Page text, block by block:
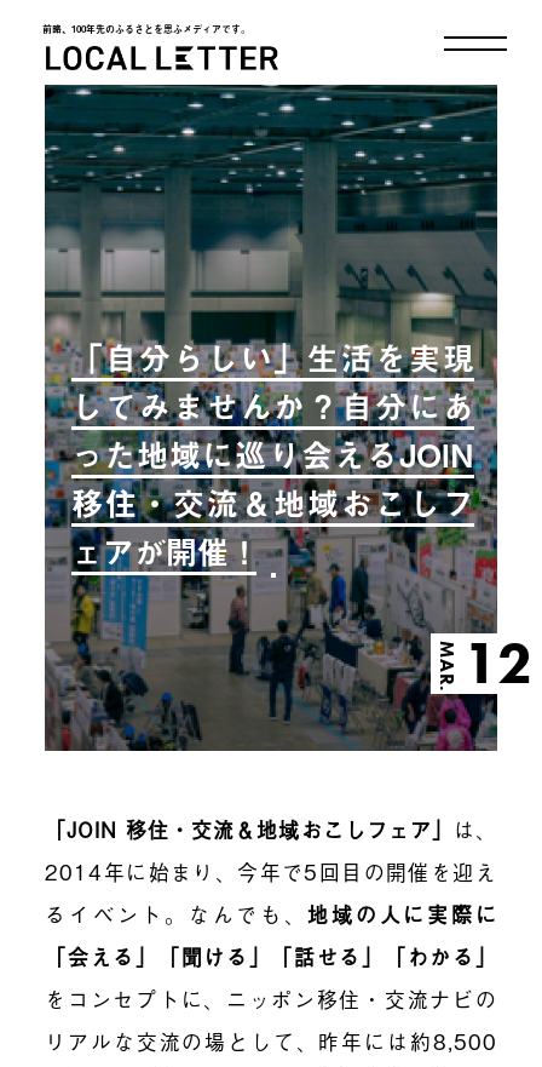
前略、100年先のふるさとを思ふメディアです。
LOCAL LETTER
「自分らしい」生活を実現
してみませんか？自分にあ
った地域に巡り会えるJOIN
移住・交流＆地域おこしフ
ェアが開催！
MAR. 12
「JOIN 移住・交流＆地域おこしフェア 」 は、
2014年に始まり、今年で5回目の開催を迎え
るイベント。なんでも、地域の人に実際に
「会える 」「聞ける 」「話せる 」「わかる 」
をコンセプトに、ニッポン移住・交流ナビの
リアルな交流の場として、昨年には約8,500